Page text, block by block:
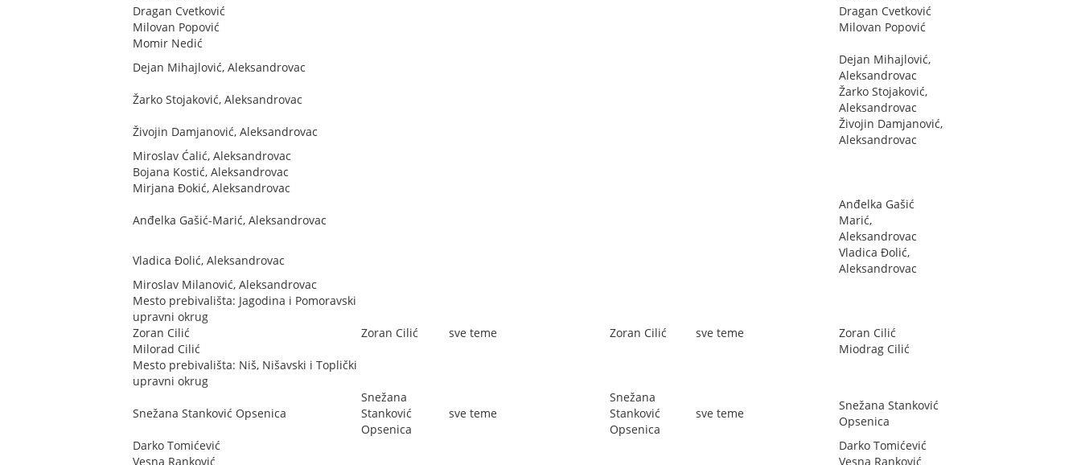
Dragan Cvetković
Dragan Cvetković
Milovan Popović
Milovan Popović
Momir Nedić
Dejan Mihajlović, Aleksandrovac
Dejan Mihajlović,
Aleksandrovac
Žarko Stojaković, Aleksandrovac
Žarko Stojaković,
Aleksandrovac
Živojin Damjanović, Aleksandrovac
Živojin Damjanović,
Aleksandrovac
Miroslav Ćalić, Aleksandrovac
Bojana Kostić, Aleksandrovac
Mirjana Đokić, Aleksandrovac
Anđelka Gašić-Marić, Aleksandrovac
Anđelka Gašić
Marić,
Aleksandrovac
Vladica Đolić, Aleksandrovac
Vladica Đolić,
Aleksandrovac
Miroslav Milanović, Aleksandrovac
Mesto prebivališta: Jagodina i Pomoravski
upravni okrug
Zoran Cilić
Zoran Cilić sve teme Zoran Cilić sve teme
Zoran Cilić
Milorad Cilić
Miodrag Cilić
Mesto prebivališta: Niš, Nišavski i Toplički
upravni okrug
Snežana Stanković Opsenica
Snežana
Stanković
Opsenica
sve teme
Snežana
Stanković
Opsenica
sve teme
Snežana Stanković
Opsenica
Darko Tomićević
Darko Tomićević
Vesna Ranković
Vesna Ranković